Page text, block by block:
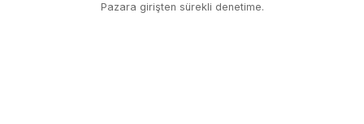
Pazara girişten sürekli denetime.